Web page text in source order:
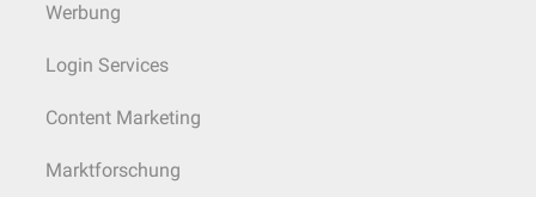
Werbung
Login Services
Content Marketing
Marktforschung